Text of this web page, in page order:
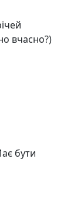
вчасно?)
бути